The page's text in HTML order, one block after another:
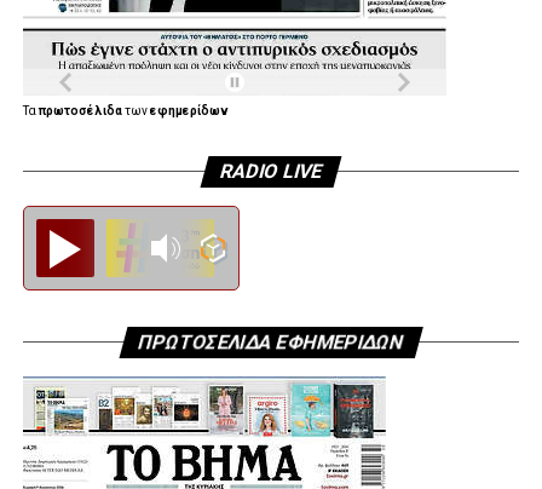
Ταπρωτοσέλιδατωνεφημερίδων
RADIO LIVE
ΠΡΩΤΟΣΕΛΙΔΑ ΕΦΗΜΕΡΙΔΩΝ